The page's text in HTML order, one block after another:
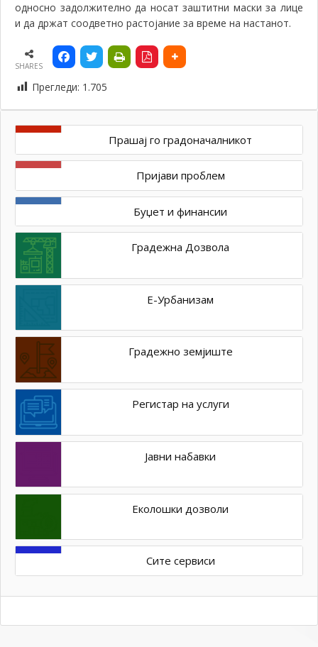
односно задолжително да носат заштитни маски за лице
и да држат соодветно растојание за време на настанот.
SHARES
Прегледи: 1.705
Прашај го градоначалникот
Пријави проблем
Буџет и финансии
Градежна Дозвола
Е-Урбанизам
Градежно земјиште
Регистар на услуги
Јавни набавки
Еколошки дозволи
Сите сервиси